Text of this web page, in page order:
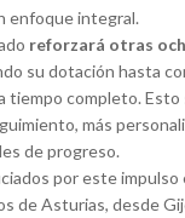
enfoque integral.
reforzará otras
su dotación hasta
tiempo completo.
más
de progreso.
por este
de Asturias, desde